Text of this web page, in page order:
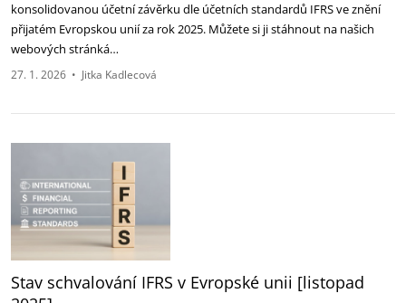
konsolidovanou účetní závěrku dle účetních standardů IFRS ve znění
přijatém Evropskou unií za rok 2025. Můžete si ji stáhnout na našich
webových stránká…
27. 1. 2026 • Jitka Kadlecová
Stav schvalování IFRS v Evropské unii [listopad